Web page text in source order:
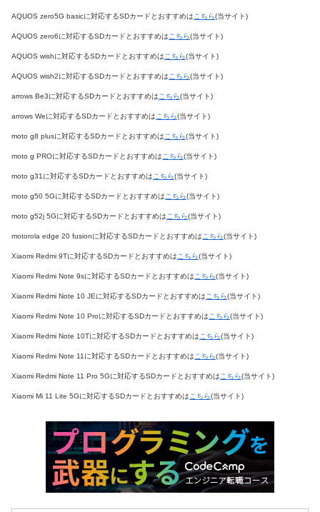
AQUOS zero5G basicに対応するSDカードとおすすめはこちら(当サイト)
AQUOS zero6に対応するSDカードとおすすめはこちら(当サイト)
AQUOS wishに対応するSDカードとおすすめはこちら(当サイト)
AQUOS wish2に対応するSDカードとおすすめはこちら(当サイト)
arrows Be3に対応するSDカードとおすすめはこちら(当サイト)
arrows Weに対応するSDカードとおすすめはこちら(当サイト)
moto g8 plusに対応するSDカードとおすすめはこちら(当サイト)
moto g PROに対応するSDカードとおすすめはこちら(当サイト)
moto g31に対応するSDカードとおすすめはこちら(当サイト)
moto g50 5Gに対応するSDカードとおすすめはこちら(当サイト)
moto g52j 5Gに対応するSDカードとおすすめはこちら(当サイト)
motorola edge 20 fusionに対応するSDカードとおすすめはこちら(当サイト)
Xiaomi Redmi 9Tに対応するSDカードとおすすめはこちら(当サイト)
Xiaomi Redmi Note 9sに対応するSDカードとおすすめはこちら(当サイト)
Xiaomi Redmi Note 10 JEに対応するSDカードとおすすめはこちら(当サイト)
Xiaomi Redmi Note 10 Proに対応するSDカードとおすすめはこちら(当サイト)
Xiaomi Redmi Note 10Tに対応するSDカードとおすすめはこちら(当サイト)
Xiaomi Redmi Note 11に対応するSDカードとおすすめはこちら(当サイト)
Xiaomi Redmi Note 11 Pro 5Gに対応するSDカードとおすすめはこちら(当サイト)
Xiaomi Mi 11 Lite 5Gに対応するSDカードとおすすめはこちら(当サイト)